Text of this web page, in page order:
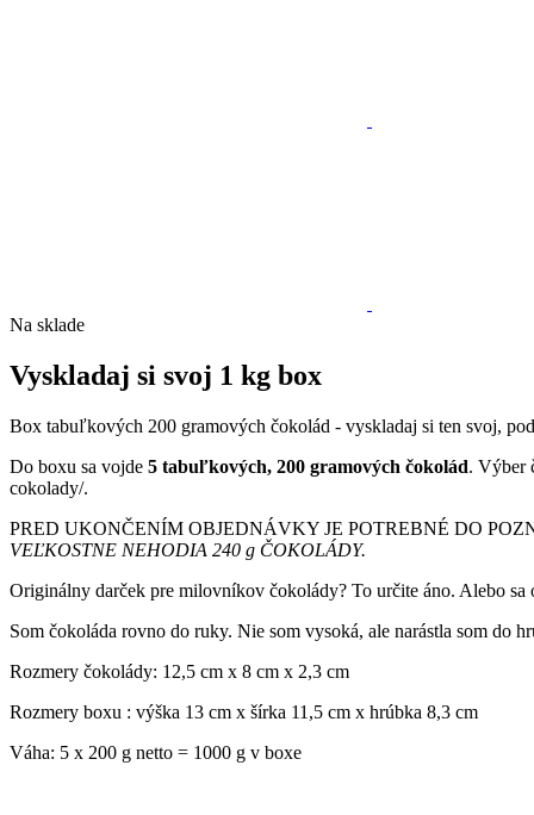
Na sklade
Vyskladaj si svoj 1 kg box
Box tabuľkových 200 gramových čokolád - vyskladaj si ten svoj,
Do boxu sa vojde 5 tabuľkových, 200 gramových čokolád. Výber
cokolady/.
PRED UKONČENÍM OBJEDNÁVKY JE POTREBNÉ DO
VEĽKOSTNE NEHODIA 240 g ČOKOLÁDY.
Originálny darček pre milovníkov čokolády? To určite áno. Alebo
Som čokoláda rovno do ruky. Nie som vysoká, ale narástla som do
Rozmery čokolády: 12,5 cm x 8 cm x 2,3 cm
Rozmery boxu : výška 13 cm x šírka 11,5 cm x hrúbka 8,3 cm
Váha: 5 x 200 g netto = 1000 g v boxe